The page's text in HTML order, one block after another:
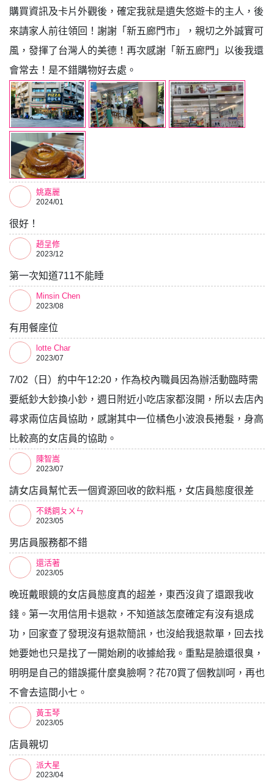
購買資訊及卡片外觀後，確定我就是遺失悠遊卡的主人，後
來請家人前往領回！謝謝「新五廊門市」，親切之外誠實可
風，發揮了台灣人的美德！再次感謝「新五廊門」以後我還
會常去！是不錯購物好去處。
姚嘉麗
2024/01
很好！
趙呈修
2023/12
第一次知道711不能睡
Minsin Chen
2023/08
有用餐座位
lotte Char
2023/07
7/02（日）約中午12:20，作為校內職員因為辦活動臨時需
要紙鈔大鈔換小鈔，週日附近小吃店家都沒開，所以去店內
尋求兩位店員協助，感謝其中一位橘色小波浪長捲髮，身高
比較高的女店員的協助。
陳智嵩
2023/07
請女店員幫忙丟一個資源回收的飲料瓶，女店員態度很差
不銹鋼ㄆㄨㄣ
2023/05
男店員服務都不錯
還活著
2023/05
晚班戴眼鏡的女店員態度真的超差，東西沒貨了還跟我收
錢。第一次用信用卡退款，不知道該怎麼確定有沒有退成
功，回家查了發現沒有退款簡訊，也沒給我退款單，回去找
她要她也只是找了一開始刷的收據給我。重點是臉還很臭，
明明是自己的錯誤擺什麼臭臉啊？花70買了個教訓呵，再也
不會去這間小七。
黃玉琴
2023/05
店員親切
派大星
2023/04